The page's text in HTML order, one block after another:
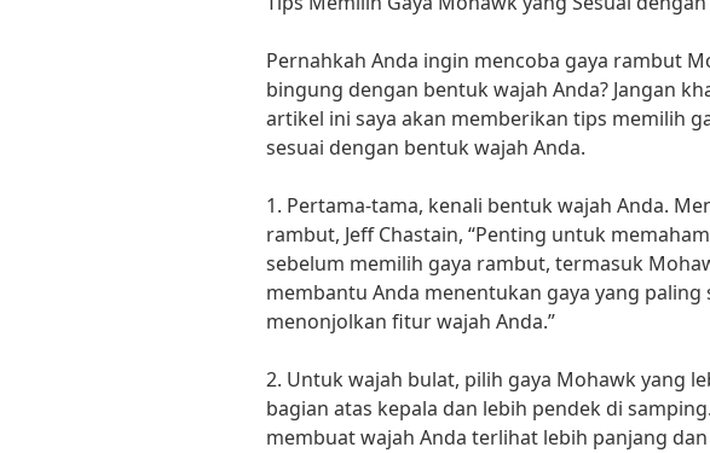
Pernahkah Anda ingin mencoba gaya rambut
bingung dengan bentuk wajah Anda? Jangan
artikel ini saya akan memberikan tips memilih
sesuai dengan bentuk wajah Anda.
1. Pertama-tama, kenali bentuk wajah Anda.
rambut, Jeff Chastain, “Penting untuk
sebelum memilih gaya rambut, termasuk
membantu Anda menentukan gaya yang paling
menonjolkan fitur wajah Anda.”
2. Untuk wajah bulat, pilih gaya Mohawk yang
bagian atas kepala dan lebih pendek di
membuat wajah Anda terlihat lebih panjang